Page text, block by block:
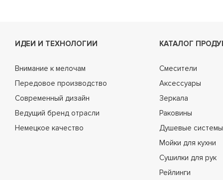
ИДЕИ И ТЕХНОЛОГИИ
Внимание к мелочам
Передовое производство
Современный дизайн
Ведущий бренд отрасли
Немецкое качество
КАТАЛОГ
Смесители
Аксессуары
Зеркала
Раковины
Душевые системы
Мойки для кухни
Сушилки для рук
Рейлинги